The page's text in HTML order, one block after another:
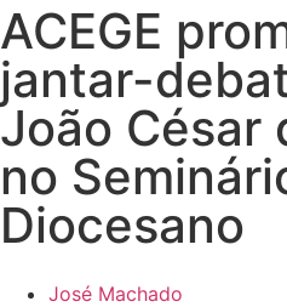
ACEGE
jantar-
João César
no
Diocesano
José Machado